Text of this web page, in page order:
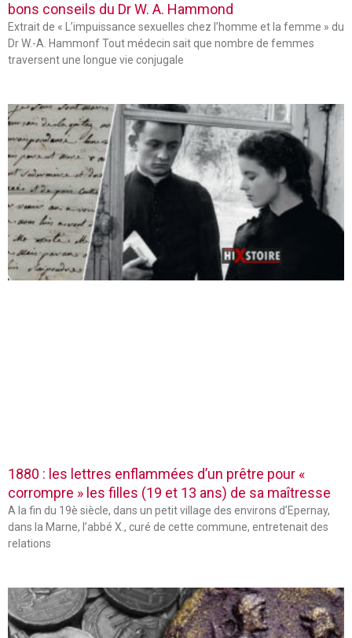
bons conseils du Dr W. A. Hammond
Extrait de « L’impuissance sexuelles chez l’homme et la femme » du
Dr W.-A. Hammonf Tout médecin sait que nombre de femmes
traversent une longue vie conjugale
1880 : les lettres enflammées d’un prêtre pour «
corrompre » les filles (19 et 13 ans) de sa maîtresse
A la fin du 19è siècle, dans un petit village des environs d’Epernay,
dans la Marne, l’abbé X., curé de cette commune, entretenait des
relations